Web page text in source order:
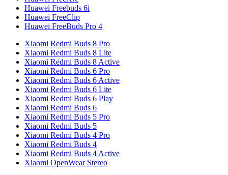
Huawei Freebuds 6i
Huawei FreeClip
Huawei FreeBuds Pro 4
Xiaomi Redmi Buds 8 Pro
Xiaomi Redmi Buds 8 Lite
Xiaomi Redmi Buds 8 Active
Xiaomi Redmi Buds 6 Pro
Xiaomi Redmi Buds 6 Active
Xiaomi Redmi Buds 6 Lite
Xiaomi Redmi Buds 6 Play
Xiaomi Redmi Buds 6
Xiaomi Redmi Buds 5 Pro
Xiaomi Redmi Buds 5
Xiaomi Redmi Buds 4 Pro
Xiaomi Redmi Buds 4
Xiaomi Redmi Buds 4 Active
Xiaomi OpenWear Stereo